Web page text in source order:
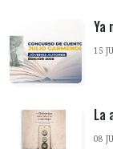
Ya
15
La
08